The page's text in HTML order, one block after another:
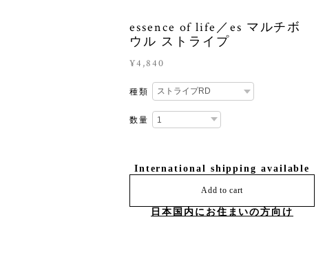
essence of life／es マルチボ
ウル ストライプ
¥4,840
種類
数量
International shipping available
Add to cart
日本国内にお住まいの方向け